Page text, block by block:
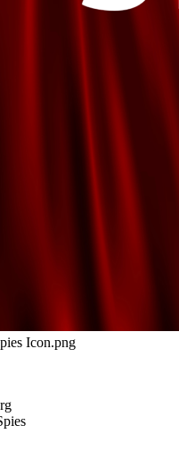
Icon.png